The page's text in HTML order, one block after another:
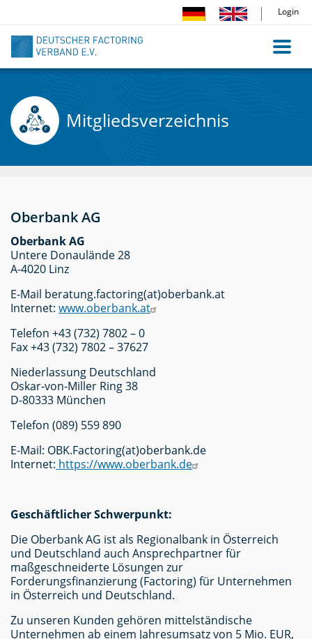
Inhalt
Login
Mitgliedsverzeichnis
Oberbank AG
Oberbank AG
Untere Donaulände 28
A-4020 Linz
E-Mail beratung.factoring(at)oberbank.at
Internet: www.oberbank.at
Telefon +43 (732) 7802 – 0
Fax +43 (732) 7802 – 37627
Niederlassung Deutschland
Oskar-von-Miller Ring 38
D-80333 München
Telefon (089) 559 890
E-Mail: OBK.Factoring(at)oberbank.de
Internet: https://www.oberbank.de
Geschäftlicher Schwerpunkt:
Die Oberbank AG ist als Regionalbank in Österreich
und Deutschland auch Ansprechpartner für
maßgeschneiderte Lösungen zur
Forderungsfinanzierung (Factoring) für Unternehmen
in Österreich und Deutschland.
Zu unseren Kunden gehören mittelständische
Unternehmen ab einem Jahresumsatz von 5 Mio. EUR,